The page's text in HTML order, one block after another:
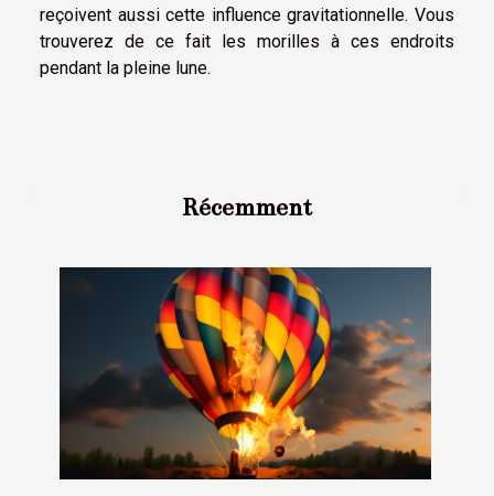
reçoivent aussi cette influence gravitationnelle. Vous
trouverez de ce fait les morilles à ces endroits
pendant la pleine lune.
Récemment